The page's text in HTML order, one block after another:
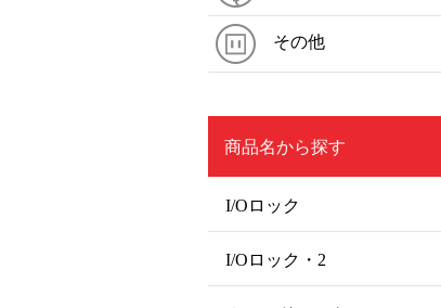
その他
商品名から探す
I/Oロック
I/Oロック・2